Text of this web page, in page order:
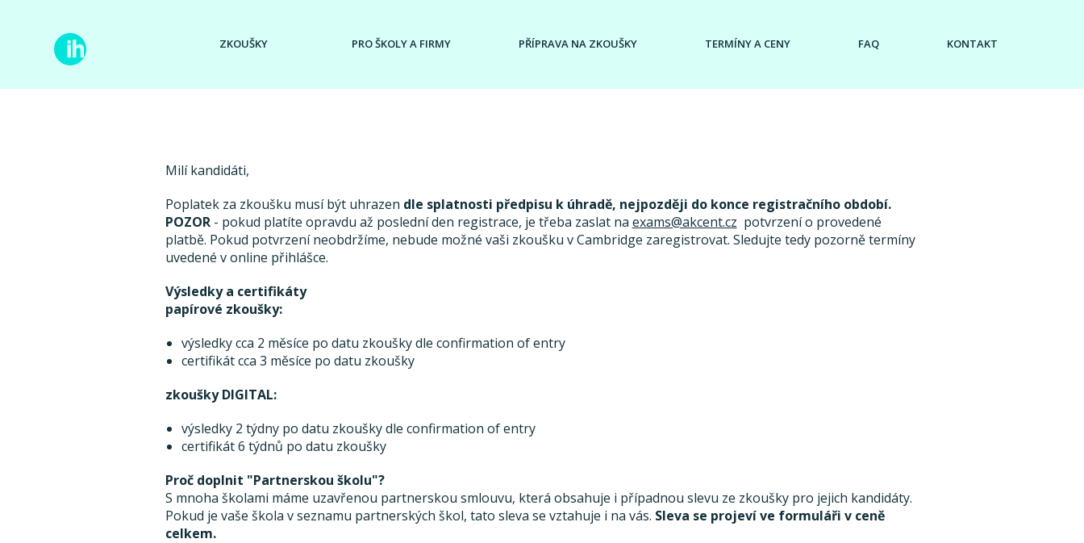
ZKOUŠKY PRO ŠKOLY A FIRMY PŘÍPRAVA NA ZKOUŠKY TERMÍNY A CENY FAQ KONTAKT
Milí kandidáti,
Poplatek za zkoušku musí být uhrazen dle splatnosti předpisu k úhradě, nejpozději do konce registračního období.
POZOR- pokud platíte opravdu až poslední den registrace, je třeba zaslat na exams@akcent.cz potvrzení o provedené
platbě. Pokud potvrzení neobdržíme, nebude možné vaši zkoušku v Cambridge zaregistrovat. Sledujte tedy pozorně termíny
uvedené v online přihlášce.
Výsledky a certifikáty
papírové zkoušky:
výsledky cca 2 měsíce po datu zkoušky dle confirmation of entry
certifikát cca 3 měsíce po datu zkoušky
zkoušky DIGITAL:
výsledky 2 týdny po datu zkoušky dle confirmation of entry
certifikát 6 týdnů po datu zkoušky
Proč doplnit "Partnerskou školu"?
S mnoha školami máme uzavřenou partnerskou smlouvu, která obsahuje i případnou slevu ze zkoušky pro jejich kandidáty.
Pokud je vaše škola v seznamu partnerských škol, tato sleva se vztahuje i na vás. Sleva se projeví ve formuláři v ceně
celkem.